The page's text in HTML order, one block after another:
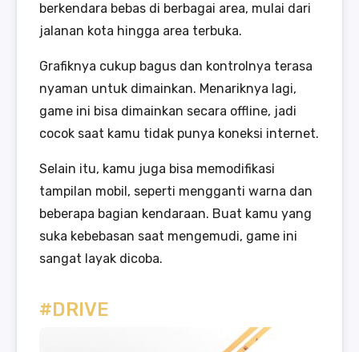
berkendara bebas di berbagai area, mulai dari
jalanan kota hingga area terbuka.
Grafiknya cukup bagus dan kontrolnya terasa
nyaman untuk dimainkan. Menariknya lagi,
game ini bisa dimainkan secara offline, jadi
cocok saat kamu tidak punya koneksi internet.
Selain itu, kamu juga bisa memodifikasi
tampilan mobil, seperti mengganti warna dan
beberapa bagian kendaraan. Buat kamu yang
suka kebebasan saat mengemudi, game ini
sangat layak dicoba.
#DRIVE